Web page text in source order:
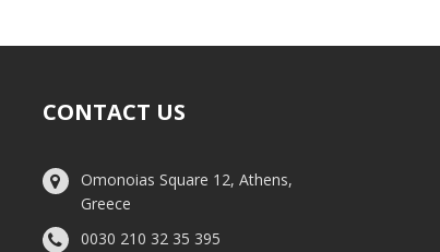
CONTACT US
Omonoias Square 12, Athens,
Greece
0030 210 32 35 395